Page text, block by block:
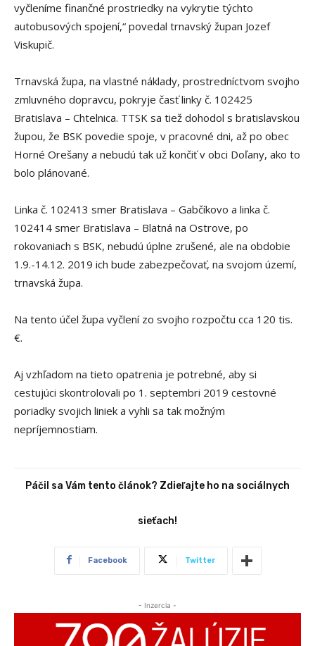
vyčleníme finančné prostriedky na vykrytie týchto
autobusových spojení,“ povedal trnavský župan Jozef
Viskupič.
Trnavská župa, na vlastné náklady, prostredníctvom svojho
zmluvného dopravcu, pokryje časť linky č. 102425
Bratislava – Chtelnica. TTSK sa tiež dohodol s bratislavskou
župou, že BSK povedie spoje, v pracovné dni, až po obec
Horné Orešany a nebudú tak už končiť v obci Doľany, ako to
bolo plánované.
Linka č. 102413 smer Bratislava – Gabčíkovo a linka č.
102414 smer Bratislava – Blatná na Ostrove, po
rokovaniach s BSK, nebudú úplne zrušené, ale na obdobie
1.9.-14.12. 2019 ich bude zabezpečovať, na svojom území,
trnavská župa.
Na tento účel župa vyčlení zo svojho rozpočtu cca 120 tis.
€.
Aj vzhľadom na tieto opatrenia je potrebné, aby si
cestujúci skontrolovali po 1. septembri 2019 cestovné
poriadky svojich liniek a vyhli sa tak možným
nepríjemnostiam.
Páčil sa Vám tento článok? Zdieľajte ho na sociálnych
sieťach!
Facebook Twitter
- Inzercia -